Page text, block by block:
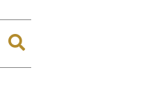
Expand
search